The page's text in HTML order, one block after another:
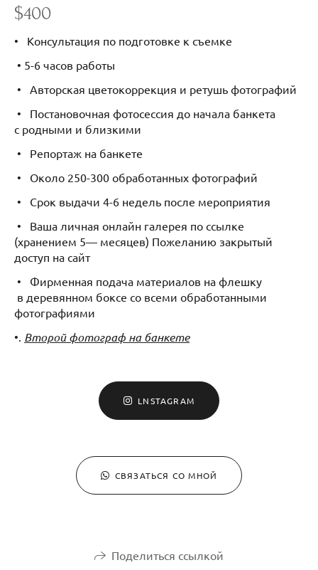
$400
• Консультация по подготовке к съемке
• 5-6 часов работы
• Авторская цветокоррекция и ретушь фотографий
• Постановочная фотосессия до начала банкета
с родными и близкими
• Репортаж на банкете
• Около 250-300 обработанных фотографий
• Срок выдачи 4-6 недель после мероприятия
• Ваша личная онлайн галерея по ссылке
(хранением 5— месяцев) Пожеланию закрытый
доступ на сайт
• Фирменная подача материалов на флешку
в деревянном боксе со всеми обработанными
фотографиями
•. Второй фотограф на банкете
LNSTAGRAM
СВЯЗАТЬСЯ СО МНОЙ
Поделиться ссылкой